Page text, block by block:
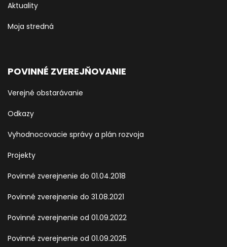
Aktuality
Moja stredná
POVINNÉ ZVEREJŇOVANIE
Verejné obstarávanie
Odkazy
Vyhodnocovacie správy a plán rozvoja
Projekty
Povinné zverejnenie do 01.04.2018
Povinné zverejnenie do 31.08.2021
Povinné zverejnenie od 01.09.2022
Povinné zverejnenie od 01.09.2025